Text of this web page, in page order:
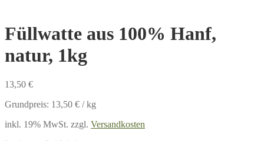
Füllwatte aus 100% Hanf,
natur, 1kg
13,50 €
Grundpreis: 13,50 € /kg
inkl. 19% MwSt. zzgl. Versandkosten